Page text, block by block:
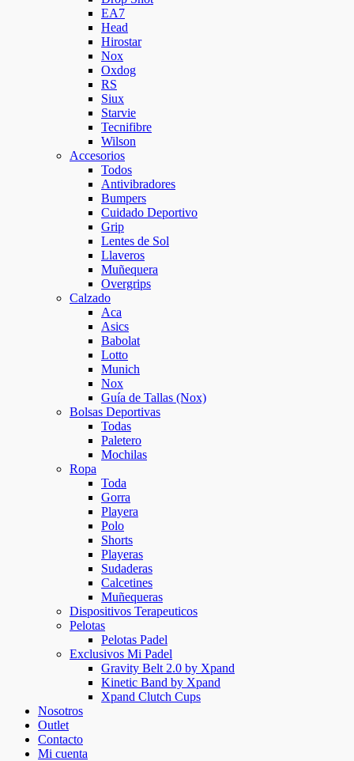
EA7
Head
Hirostar
Nox
Oxdog
RS
Siux
Starvie
Tecnifibre
Wilson
Accesorios
Todos
Antivibradores
Bumpers
Cuidado Deportivo
Grip
Lentes de Sol
Llaveros
Muñequera
Overgrips
Calzado
Aca
Asics
Babolat
Lotto
Munich
Nox
Guía de Tallas (Nox)
Bolsas Deportivas
Todas
Paletero
Mochilas
Ropa
Toda
Gorra
Playera
Polo
Shorts
Playeras
Sudaderas
Calcetines
Muñequeras
Dispositivos Terapeuticos
Pelotas
Pelotas Padel
Exclusivos Mi Padel
Gravity Belt 2.0 by Xpand
Kinetic Band by Xpand
Xpand Clutch Cups
Nosotros
Outlet
Contacto
Mi cuenta